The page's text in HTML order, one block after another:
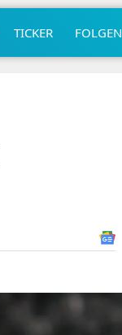
TICKER FOLGEN